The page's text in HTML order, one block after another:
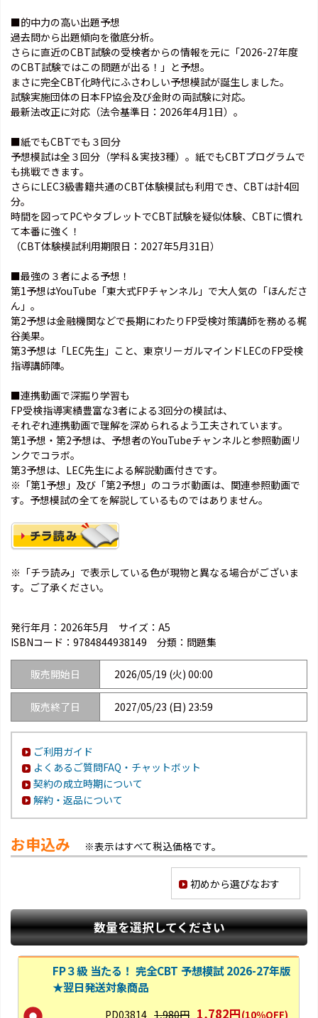
■的中力の高い出題予想
過去問から出題傾向を徹底分析。
さらに直近のCBT試験の受検者からの情報を元に「2026-27年度
のCBT試験ではこの問題が出る！」と予想。
まさに完全CBT化時代にふさわしい予想模試が誕生しました。
試験実施団体の日本FP協会及び金財の両試験に対応。
最新法改正に対応（法令基準日：2026年4月1日）。
■紙でもCBTでも３回分
予想模試は全３回分（学科＆実技3種）。紙でもCBTプログラムで
も挑戦できます。
さらにLEC3級書籍共通のCBT体験模試も利用でき、CBTは計4回
分。
時間を図ってPCやタブレットでCBT試験を疑似体験、CBTに慣れ
て本番に強く！
（CBT体験模試利用期限日：2027年5月31日）
■最強の３者による予想！
第1予想はYouTube「東大式FPチャンネル」で大人気の「ほんださ
ん」。
第2予想は金融機関などで長期にわたりFP受検対策講師を務める梶
谷美果。
第3予想は「LEC先生」こと、東京リーガルマインドLECのFP受検
指導講師陣。
■連携動画で深掘り学習も
FP受検指導実績豊富な3者による3回分の模試は、
それぞれ連携動画で理解を深められるよう工夫されています。
第1予想・第2予想は、予想者のYouTubeチャンネルと参照動画リ
ンクでコラボ。
第3予想は、LEC先生による解説動画付きです。
※「第1予想」及び「第2予想」のコラボ動画は、関連参照動画で
す。予想模試の全てを解説しているものではありません。
※「チラ読み」で表示している色が現物と異なる場合がございま
す。ご了承ください。
発行年月：2026年5月
サイズ：A5
ISBNコード： 9784844938149 分類：問題集
販売開始日 2026/05/19 (火) 00:00
販売終了日 2027/05/23 (日) 23:59
ご利用ガイド
よくあるご質問FAQ・チャットボット
契約の成立時期について
解約・返品について
お申込み ※表示はすべて税込価格です。
初めから選びなおす
数量を選択してください
FP３級 当たる！ 完全CBT 予想模試 2026-27年版
★翌日発送対象商品
PD03814 1,980円 1,782円(10％OFF)